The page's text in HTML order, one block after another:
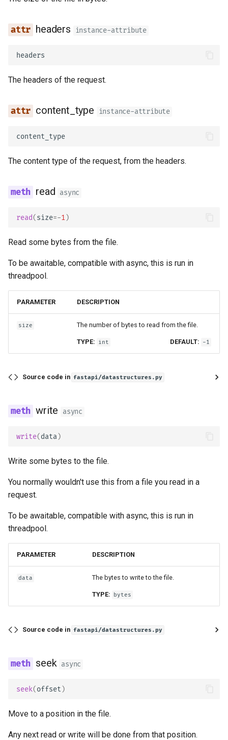
Aplicaciones más grandes
Frontend
Archivos Estáticos
Pruebas
Depuración
headers instance-attribute
headers
The headers of the request.
content_type instance-attribute
content_type
The content type of the request, from the headers.
read async
read(size=-1)
Read some bytes from the file.
To be awaitable, compatible with async, this is run in
threadpool.
PARAMETER DESCRIPTION
size The number of bytes to read from the file.
TYPE: int DEFAULT: -1
Source code in fastapi/datastructures.py
write async
write(data )
Write some bytes to the file.
You normally wouldn't use this from a file you read in a
request.
To be awaitable, compatible with async, this is run in
threadpool.
PARAMETER DESCRIPTION
data The bytes to write to the file.
TYPE: bytes
Source code in fastapi/datastructures.py
seek async
seek(offset )
Move to a position in the file.
Any next read or write will be done from that position.